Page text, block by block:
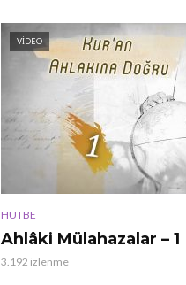
VIDEO
HUTBE
Ahlâki Mülahazalar – 1
3.192 izlenme